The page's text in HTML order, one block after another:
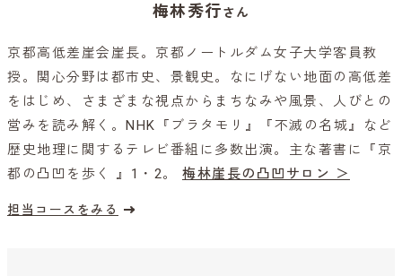
梅林秀行さん
京都高低差崖会崖長。京都ノートルダム女子大学客員教
授。関心分野は都市史、景観史。なにげない地面の高低差
をはじめ、さまざまな視点からまちなみや風景、人びとの
営みを読み解く。NHK『ブラタモリ』『不滅の名城』など
歴史地理に関するテレビ番組に多数出演。主な著書に『京
都の凸凹を歩く 』1・2。 梅林崖長の凸凹サロン ＞
担当コースをみる